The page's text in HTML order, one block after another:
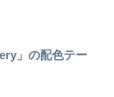
」の配色テー